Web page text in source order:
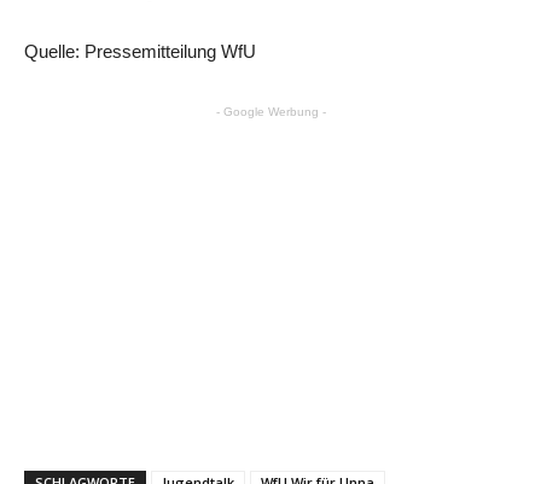
Quelle: Pressemitteilung WfU
- Google Werbung -